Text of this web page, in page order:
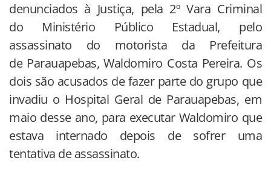
denunciados à Justiça, pela 2º Vara Criminal
do Ministério Público Estadual, pelo
assassinato do motorista da Prefeitura
de Parauapebas, Waldomiro Costa Pereira. Os
dois são acusados de fazer parte do grupo que
invadiu o Hospital Geral de Parauapebas, em
maio desse ano, para executar Waldomiro que
estava internado depois de sofrer uma
tentativa de assassinato.